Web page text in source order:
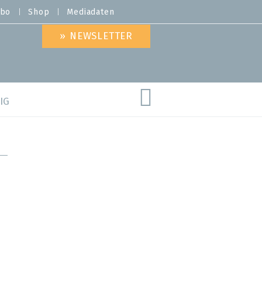
Shop Mediadaten
» NEWSLETTER